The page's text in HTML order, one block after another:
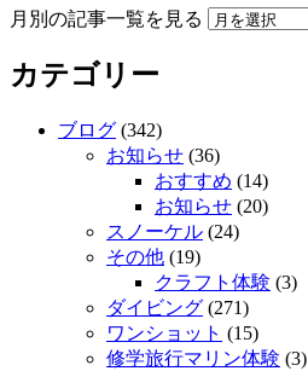
月別の記事一覧を見る
カテゴリー
ブログ (342)
お知らせ (36)
おすすめ (14)
お知らせ (20)
スノーケル (24)
その他 (19)
クラフト体験 (3)
ダイビング (271)
ワンショット (15)
修学旅行マリン体験 (3)